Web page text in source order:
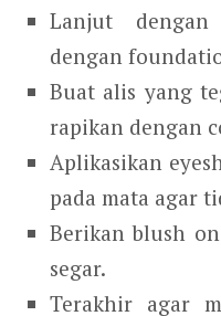
Lanjut
dengan
Buat alis yang
rapikan dengan
Aplikasikan
pada mata agar
Berikan blush
segar.
Terakhir agar